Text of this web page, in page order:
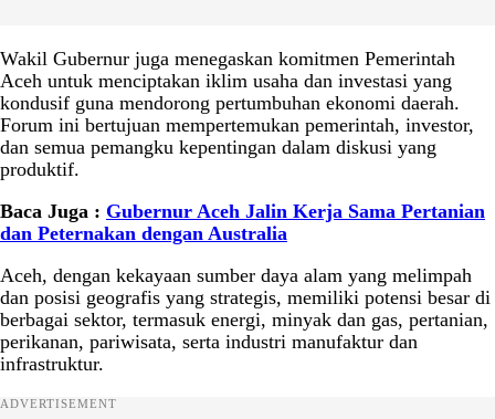
Wakil Gubernur juga menegaskan komitmen Pemerintah
Aceh untuk menciptakan iklim usaha dan investasi yang
kondusif guna mendorong pertumbuhan ekonomi daerah.
Forum ini bertujuan mempertemukan pemerintah, investor,
dan semua pemangku kepentingan dalam diskusi yang
produktif.
Baca Juga : Gubernur Aceh Jalin Kerja Sama Pertanian
dan Peternakan dengan Australia
Aceh, dengan kekayaan sumber daya alam yang melimpah
dan posisi geografis yang strategis, memiliki potensi besar di
berbagai sektor, termasuk energi, minyak dan gas, pertanian,
perikanan, pariwisata, serta industri manufaktur dan
infrastruktur.
ADVERTISEMENT